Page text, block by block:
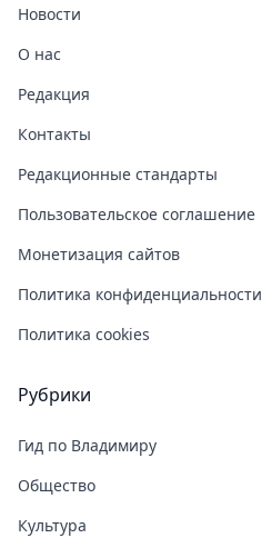
Новости
О нас
Редакция
Контакты
Редакционные стандарты
Пользовательское соглашение
Монетизация сайтов
Политика конфиденциальности
Политика cookies
Рубрики
Гид по Владимиру
Общество
Культура